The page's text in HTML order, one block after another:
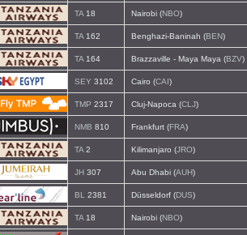
TA 18 Nairobi (NBO)
TA 162 Benghazi-Baninah (BEN)
TA 164 Brazzaville - Maya Maya (BZV)
SEY 3102 Cairo (CAI)
TMP 2317 Cluj-Napoca (CLJ)
NMB 810 Frankfurt (FRA)
TA 2 Kilimanjaro (JRO)
JH 307 Abu Dhabi (AUH)
BL 2381 Düsseldorf (DUS)
TA 18 Nairobi (NBO)